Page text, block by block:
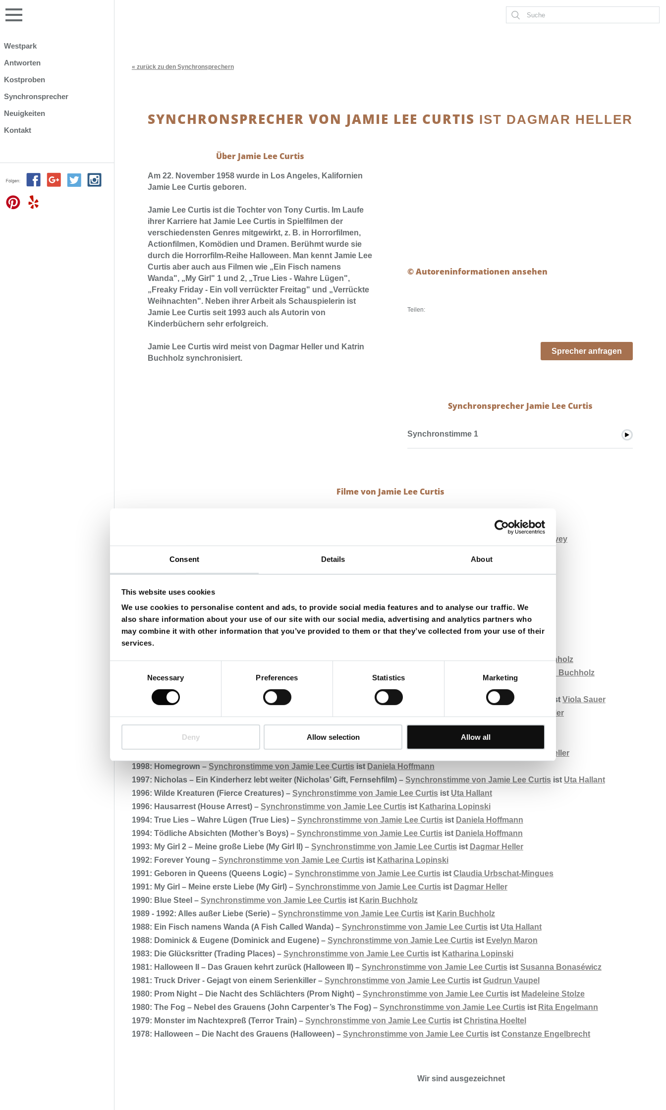
Consent Details About
This website uses cookies
We use cookies to personalise content and ads, to provide social media features and to analyse our traffic. We
also share information about your use of our site with our social media, advertising and analytics partners who
may combine it with other information that you’ve provided to them or that they’ve collected from your use of their
services.
Necessary Preferences Statistics Marketing
Deny Allow selection Allow all
Westpark
Antworten
Kostproben
Synchronsprecher
Neuigkeiten
Kontakt
« zurück zu den Synchronsprechern
SYNCHRONSPRECHER VON JAMIE LEE CURTIS IST DAGMAR HELLER
© Autoreninformationen ansehen
Teilen:
Sprecher anfragen
Synchronsprecher Jamie Lee Curtis
Synchronstimme 1
Über Jamie Lee Curtis
Am 22. November 1958 wurde in Los Angeles, Kalifornien
Jamie Lee Curtis geboren.
Jamie Lee Curtis ist die Tochter von Tony Curtis. Im Laufe
ihrer Karriere hat Jamie Lee Curtis in Spielfilmen der
verschiedensten Genres mitgewirkt, z. B. in Horrorfilmen,
Actionfilmen, Komödien und Dramen. Berühmt wurde sie
durch die Horrorfilm-Reihe Halloween. Man kennt Jamie Lee
Curtis aber auch aus Filmen wie „Ein Fisch namens
Wanda", „My Girl" 1 und 2, „True Lies - Wahre Lügen",
„Freaky Friday - Ein voll verrückter Freitag" und „Verrückte
Weihnachten". Neben ihrer Arbeit als Schauspielerin ist
Jamie Lee Curtis seit 1993 auch als Autorin von
Kinderbüchern sehr erfolgreich.
Jamie Lee Curtis wird meist von Dagmar Heller und Katrin
Buchholz synchronisiert.
Filme von Jamie Lee Curtis
Susanne von Medvey
2014: Veronica Mars –
2012: New Girl (Fernsehserie, bis heute) –Synchronstimme von Jamie Lee Curtis istKarin Buchholz
2010: Die kleine blaue Lokomotive –Synchronstimme von Jamie Lee CurtisistCathlen Gawlich
2010: Du schon wieder –Synchronstimme von Jamie Lee Curtis istUta Hallant
2008: Beverly Hills Chihuahua –
2004: Verrückte Weihnachten (Christmas with the Kranks) –Synchronstimme von Jamie Lee CurtisistKarin Buchholz
2003: Freaky Friday – Ein voll verrückter Freitag (Freaky Friday) –
Synchronstimme von Jamie Lee Curtis
Karin Buchholz
2001: Daddy and them – Durchgeknallt in Arkansas (Daddy and Them) –
Synchronstimme von Jamie Lee Curtis ist Viola Sauer
Dagmar Heller
2000: Der Fall Mona (Drowning Mona) –Synchronstimme von Jamie Lee CurtisistViola Sauer
1999: Virus – Schiff ohne Wiederkehr (Virus) –
Synchronstimme von Jamie Lee Curtis istUta Hallant
Dagmar Heller
1998: Homegrown – Synchronstimme von Jamie Lee Curtis ist Daniela Hoffmann
1997: Nicholas – Ein Kinderherz lebt weiter (Nicholas’ Gift, Fernsehfilm) – Synchronstimme von Jamie Lee Curtisist Uta Hallant
1996: Wilde Kreaturen (Fierce Creatures) – Synchronstimme von Jamie Lee Curtisist Uta Hallant
1996: Hausarrest (House Arrest) – Synchronstimme von Jamie Lee Curtisist Katharina Lopinski
1994: True Lies – Wahre Lügen (True Lies) – Synchronstimme von Jamie Lee Curtisist Daniela Hoffmann
1994: Tödliche Absichten (Mother’s Boys) – Synchronstimme von Jamie Lee Curtisist Daniela Hoffmann
1993: My Girl 2 – Meine große Liebe (My Girl II) – Synchronstimme von Jamie Lee Curtisist Dagmar Heller
1992: Forever Young – Synchronstimme von Jamie Lee Curtisist Katharina Lopinski
1991: Geboren in Queens (Queens Logic) – Synchronstimme von Jamie Lee Curtisist Claudia Urbschat-Mingues
1991: My Girl – Meine erste Liebe (My Girl) – Synchronstimme von Jamie Lee Curtisist Dagmar Heller
1990: Blue Steel – Synchronstimme von Jamie Lee Curtisist Karin Buchholz
1989 - 1992: Alles außer Liebe (Serie) – Synchronstimme von Jamie Lee Curtisist Karin Buchholz
1988: Ein Fisch namens Wanda (A Fish Called Wanda) – Synchronstimme von Jamie Lee Curtisist Uta Hallant
1988: Dominick & Eugene (Dominick and Eugene) – Synchronstimme von Jamie Lee Curtisist Evelyn Maron
1983: Die Glücksritter (Trading Places) – Synchronstimme von Jamie Lee Curtisist Katharina Lopinski
1981: Halloween II – Das Grauen kehrt zurück (Halloween II) – Synchronstimme von Jamie Lee Curtisist Susanna Bonaséwicz
1981: Truck Driver - Gejagt von einem Serienkiller – Synchronstimme von Jamie Lee Curtisist Gudrun Vaupel
1980: Prom Night – Die Nacht des Schlächters (Prom Night) – Synchronstimme von Jamie Lee Curtisist Madeleine Stolze
1980: The Fog – Nebel des Grauens (John Carpenter’s The Fog) – Synchronstimme von Jamie Lee Curtisist Rita Engelmann
1979: Monster im Nachtexpreß (Terror Train) – Synchronstimme von Jamie Lee Curtisist Christina Hoeltel
1978: Halloween – Die Nacht des Grauens (Halloween) – Synchronstimme von Jamie Lee Curtisist Constanze Engelbrecht
Wir sind ausgezeichnet